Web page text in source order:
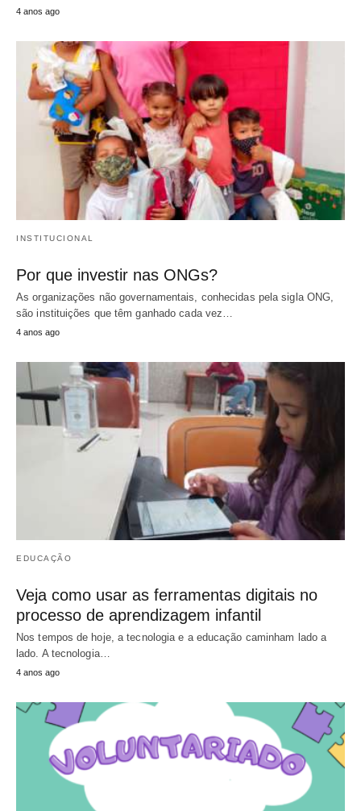
4 anos ago
INSTITUCIONAL
Por que investir nas ONGs?
As organizações não governamentais, conhecidas pela sigla ONG,
são instituições que têm ganhado cada vez…
4 anos ago
EDUCAÇÃO
Veja como usar as ferramentas digitais no
processo de aprendizagem infantil
Nos tempos de hoje, a tecnologia e a educação caminham lado a
lado. A tecnologia…
4 anos ago